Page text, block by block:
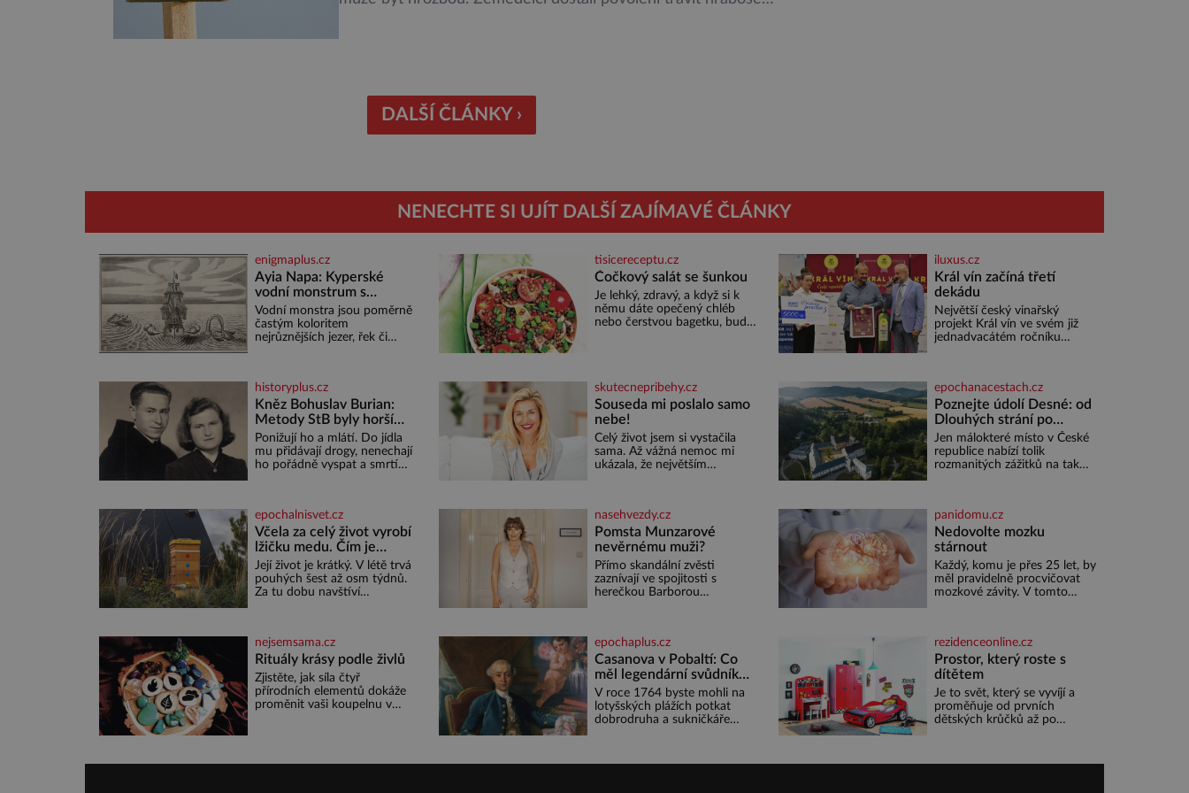
rozhodnutí Ústředního kontrolního a zkušebního ústavu
především […]
DALŠÍ ČLÁNKY ›
NENECHTE SI UJÍT DALŠÍ ZAJÍMAVÉ ČLÁNKY
enigmaplus.cz
Ayia Napa: Kyperské
vodní monstrum s
mírumilovnou povahou
Vodní monstra jsou poměrně
častým koloritem
nejrůznějších jezer, řek či
k němu pozornost záhadám
nakloněných turi
tisicereceptu.cz
Čočkový salát se šunkou
Je lehký, zdravý, a když si k
němu dáte opečený chléb
nebo čerstvou bagetku, bude
iluxus.cz
Král vín začíná třetí
dekádu
Největší český vinařský
projekt Král vín ve svém již
jednadvacátém ročníku
od 157 vinařů. Král vín, který
se – i pře
historyplus.cz
Kněz Bohuslav Burian:
Metody StB byly horší
než gestapácké trýznění
Ponižují ho a mlátí. Do jídla
mu přidávají drogy, nenechají
ho pořádně vyspat a smrtí
co po něm chtějí. Svým
podpisem jim potvrdí také to,
že na něj během výslechů
nikdo nevyvíjel fyzický ani
psychický nátlak. Syn
brněnského řezníka chce být
knězem a
skutecnepribehy.cz
Souseda mi poslalo samo
nebe!
Celý život jsem si vystačila
sama. Až vážná nemoc mi
ukázala, že největším
ruku. Vždycky jsem byla spíš
samotářka. Nepotřebovala
jsem kolem sebe partu
kamarádek ani partnera.
Stačily mi knihy, práce a
hlavně klid. Hned po studiích
jsem odešla z rodného města,
epochanacestach.cz
Poznejte údolí Desné: od
Dlouhých strání po
termální prameny
Jen málokteré místo v České
republice nabízí tolik
rozmanitých zážitků na tak
nahlédnout do útrob jedné z
nejvýznamnějších vodních
elektráren v Evropě, vydat se
na horské hřebeny, projet se
na koloběžce a den zakončit
poznáváním památek ve
Velkých Losinách nebo v
epochalnisvet.cz
Včela za celý život vyrobí
lžičku medu. Čím je
pražský med ze střech tak
ceněný?
Její život je krátký. V létě trvá
pouhých šest až osm týdnů.
Za tu dobu navštíví
zhruba jednu čajovou lžičku.
Sama o sobě se může zdát
bezvýznamná. Teprve když se
spojí s dalšími desítkami tisíc
příslušnic svého včelstva,
vznikne jeden z
nasehvezdy.cz
Pomsta Munzarové
nevěrnému muži?
Přímo skandální zvěsti
zaznívají ve spojitosti s
herečkou Barborou
viděna s jakýmsi sympaťákem,
s nímž se velmi družně, až d
panidomu.cz
Nedovolte mozku
stárnout
Každý, komu je přes 25 let, by
měl pravidelně procvičovat
mozkové závity. V tomto
na jméno kolegy z práce.
Nebo marně v paměti lovíte
název knížky, kterou jste
nedávno přečetli. Je to
opravdu tak, s věkem jako
kdyby se paměť rozhodla
stávkovat. Cvičte
nejsemsama.cz
Rituály krásy podle živlů
Zjistěte, jak síla čtyř
přírodních elementů dokáže
proměnit vaši koupelnu v
epochaplus.cz
Casanova v Pobaltí: Co
měl legendární svůdník
společného se
svobodnými zednáři?
V roce 1764 byste mohli na
lotyšských plážích potkat
dobrodruha a sukničkáře
rezidenceonline.cz
Prostor, který roste s
dítětem
Je to svět, který se vyvíjí a
proměňuje od prvních
dětských krůčků až po